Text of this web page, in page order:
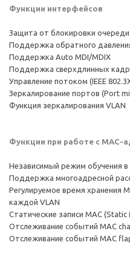
Функции интерфейсов
Защита от блокировки очереди
Поддержка обратного
Поддержка Auto MDI/MDIX
Поддержка сверхдлинных
Управление потоком (IEEE
Зеркалирование портов (Port
Функция зеркалирования VLAN
Функции при работе с МAC-
Независимый режим обучения
Поддержка многоадресной
Регулируемое время хранения
каждой VLAN
Статические записи MAC (Static
Отслеживание событий MAC
Отслеживание событий MAC